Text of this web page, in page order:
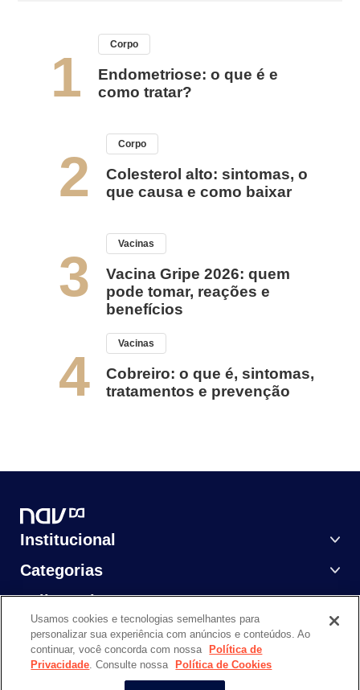
1
Corpo
Endometriose: o que é e
como tratar?
2
Corpo
Colesterol alto: sintomas, o
que causa e como baixar
3
Vacinas
Vacina Gripe 2026: quem
pode tomar, reações e
benefícios
4
Vacinas
Cobreiro: o que é, sintomas,
tratamentos e prevenção
Institucional
Categorias
Saiba Mais
NAV DASA @ 2024. Todos os direitos reservados.
Usamos cookies e tecnologias semelhantes para
personalizar sua experiência com anúncios e conteúdos. Ao
continuar, você concorda com nossa
Política de
Privacidade. Consulte nossa Política de Cookies